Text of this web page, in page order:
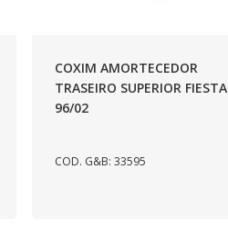
COXIM AMORTECEDOR
TRASEIRO SUPERIOR FIESTA
96/02
COD. G&B: 33595